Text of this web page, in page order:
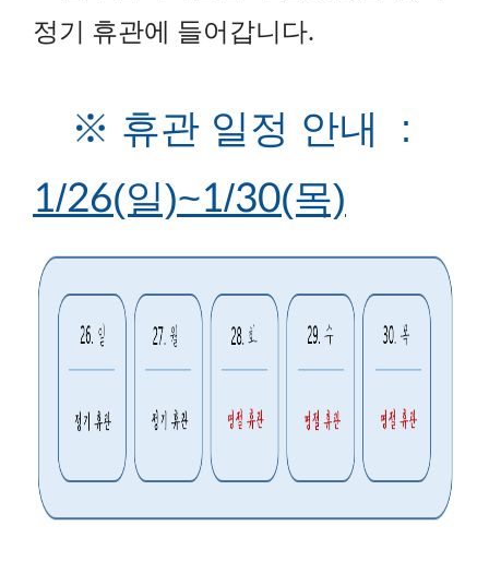
정기 휴관에 들어갑니다.
※ 휴관 일정 안내 :
1/26(일)~1/30(목)